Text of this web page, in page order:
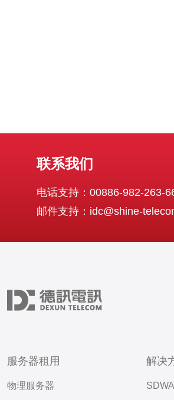
联系我们
电话支持：00886-982-263-
邮件支持：idc@shine-
服务器租用
物理服务器
解决